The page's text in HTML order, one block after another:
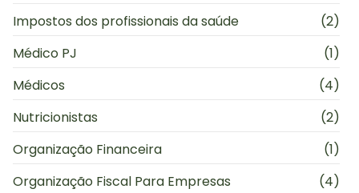
Impostos dos profissionais da saúde
(2)
Médico PJ
(1)
Médicos
(4)
Nutricionistas
(2)
Organização Financeira
(1)
Organização Fiscal Para Empresas
(4)